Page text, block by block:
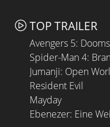
TOP TRAILER
Avengers 5:
Spider-Man 4:
Jumanji: Open
Resident Evil
Mayday
Ebenezer: Eine